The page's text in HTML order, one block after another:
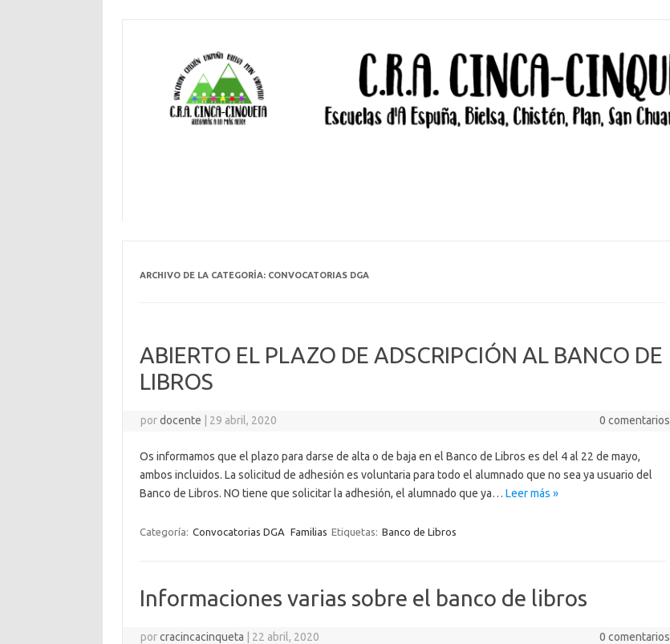
ARCHIVO DE LA CATEGORÍA: CONVOCATORIAS DGA
ABIERTO EL PLAZO DE ADSCRIPCIÓN AL BANCO DE
LIBROS
pordocente 29 abril, 2020 0 comentarios
Os informamos que el plazo para darse de alta o de baja en el Banco de Libros es del 4 al 22 de mayo,
ambos incluidos. La solicitud de adhesión es voluntaria para todo el alumnado que no sea ya usuario del
Banco de Libros. NO tiene que solicitar la adhesión, el alumnado que ya… Leer más »
Categoría: Convocatorias DGA Familias Etiquetas: Banco de Libros
Informaciones varias sobre el banco de libros
porcracincacinqueta 22 abril, 2020 0 comentarios